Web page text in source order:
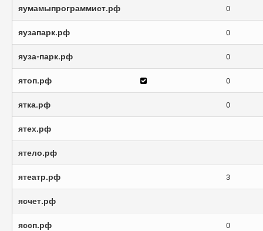
яумамыпрограммист.рф 0
яузапарк.рф 0
яуза-парк.рф 0
ятоп.рф 0
ятка.рф 0
ятех.рф
ятело.рф
ятеатр.рф 3
ясчет.рф
яссп.рф 0